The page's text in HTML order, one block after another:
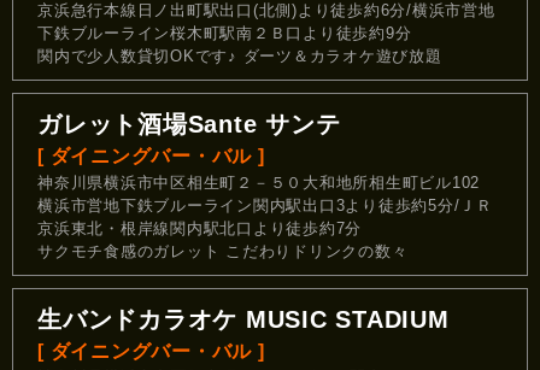
京浜急行本線日ノ出町駅出口(北側)より徒歩約6分/横浜市営地
下鉄ブルーライン桜木町駅南２Ｂ口より徒歩約9分
関内で少人数貸切OKです♪ ダーツ＆カラオケ遊び放題
ガレット酒場Sante サンテ
[ ダイニングバー・バル ]
神奈川県横浜市中区相生町２－５０大和地所相生町ビル102
横浜市営地下鉄ブルーライン関内駅出口3より徒歩約5分/ＪＲ
京浜東北・根岸線関内駅北口より徒歩約7分
サクモチ食感のガレット こだわりドリンクの数々
生バンドカラオケ MUSIC STADIUM
[ ダイニングバー・バル ]